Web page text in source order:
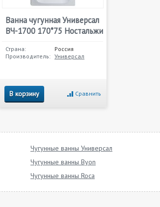
Ванна чугунная Универсал
ВЧ-1700 170*75 Ностальжи
Страна:
Россия
Производитель: Универсал
В корзину Сравнить
Чугунные ванны Универсал
Чугунные ванны Byon
Чугунные ванны Roca